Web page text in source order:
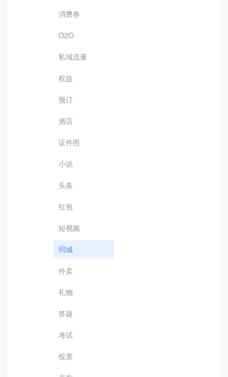
消费券
O2O
私域流量
权益
预订
酒店
证件照
小说
头条
红包
短视频
同城
外卖
礼物
答题
考试
投票